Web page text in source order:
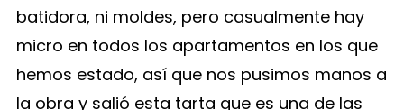
batidora, ni moldes, pero casualmente hay
micro en todos los apartamentos en los que
hemos estado, así que nos pusimos manos a
la obra y salió esta tarta que es una de las